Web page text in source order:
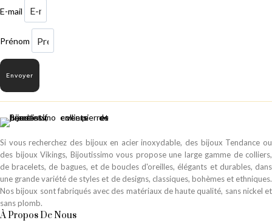
E-mail
Prénom
Envoyer
Si vous recherchez des bijoux en acier inoxydable, des bijoux Tendance ou
des bijoux Vikings, Bijoutissimo vous propose une large gamme de colliers,
de bracelets, de bagues, et de boucles d'oreilles, élégants et durables, dans
une grande variété de styles et de designs, classiques, bohèmes et ethniques.
Nos bijoux sont fabriqués avec des matériaux de haute qualité, sans nickel et
sans plomb.
À Propos De Nous